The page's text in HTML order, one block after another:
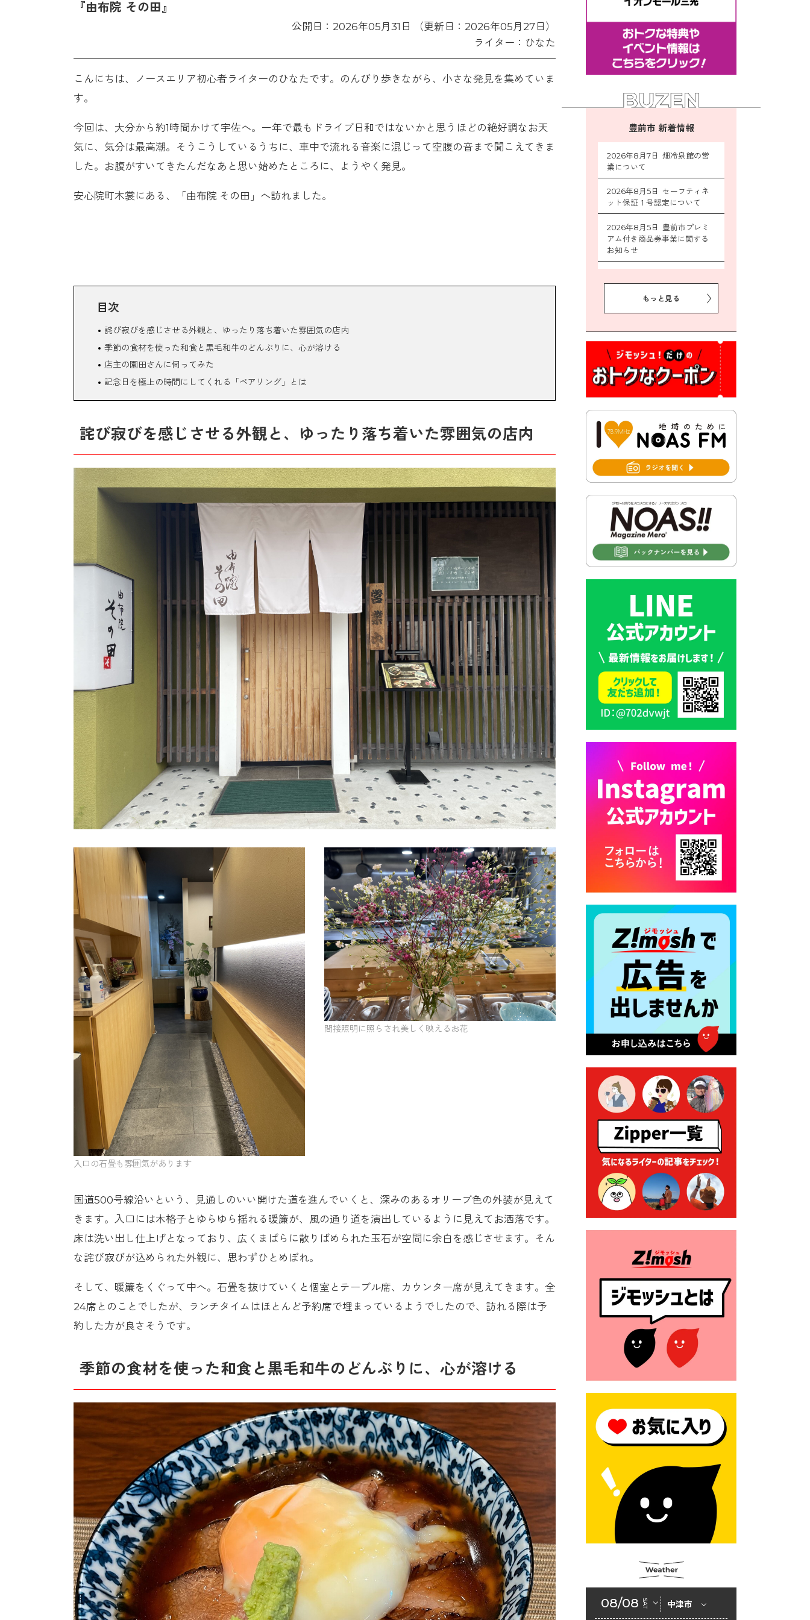
『由布院 その田』
公開日：2026年05月31日 （更新日：2026年05月27日）
ライター：ひなた
こんにちは、ノースエリア初心者ライターのひなたです。のんびり歩きながら、小さな発見を集めていま
す。
今回は、大分から約1時間かけて宇佐へ。一年で最もドライブ日和ではないかと思うほどの絶好調なお天
気に、気分は最高潮。そうこうしているうちに、車中で流れる音楽に混じって空腹の音まで聞こえてきま
した。お腹がすいてきたんだなあと思い始めたところに、ようやく発見。
安心院町木裳にある、「由布院 その田」へ訪れました。
目次
詫び寂びを感じさせる外観と、ゆったり落ち着いた雰囲気の店内
季節の食材を使った和食と黒毛和牛のどんぶりに、心が溶ける
店主の園田さんに伺ってみた
記念日を極上の時間にしてくれる「ペアリング」とは
詫び寂びを感じさせる外観と、ゆったり落ち着いた雰囲気の店内
入口の石畳も雰囲気があります
間接照明に照らされ美しく映えるお花
国道500号線沿いという、見通しのいい開けた道を進んでいくと、深みのあるオリーブ色の外装が見えて
きます。入口には木格子とゆらゆら揺れる暖簾が、風の通り道を演出しているように見えてお洒落です。
床は洗い出し仕上げとなっており、広くまばらに散りばめられた玉石が空間に余白を感じさせます。そん
な詫び寂びが込められた外観に、思わずひとめぼれ。
そして、暖簾をくぐって中へ。石畳を抜けていくと個室とテーブル席、カウンター席が見えてきます。全
24席とのことでしたが、ランチタイムはほとんど予約席で埋まっているようでしたので、訪れる際は予
約した方が良さそうです。
季節の食材を使った和食と黒毛和牛のどんぶりに、心が溶ける
豊前市 新着情報
2026年8月7日 畑冷泉館の営
業について
2026年8月5日 セーフティネ
ット保証１号認定について
2026年8月5日 豊前市プレミ
アム付き商品券事業に関する
お知らせ
ン作戦参加者募集
対抗「福岡駅伝」出場選手募
集！
2026年7月31日 第６次豊前市
総合計画後期基本計画策定業
書が変わります！
2026年7月30日 豊前市立豊前
中学校の進捗状況について
2026年7月30日 豊前市立学校
2026年7月30日 豊前市立学校
紹介≪再編計画の見直しにつ
いて≫
2026年7月29日 豊前市指定ご
み袋販売のお知らせ
2026年7月28日 豊前カラス天
狗みなと祭り（花火大会）開
催決定！
2026年7月28日 令和8年度
京築地区水道企業団職員採用
試験（募集）
2026年7月27日 マイナンバー
カード交付に伴う休日および
平日夜間開庁の案内
2026年7月22日 令和８年度
「こども文化パスポート事
2026年7月21日 卜仙の郷 お
盆期間の営業時間のお知らせ
2026年7月17日 バス経路検索
のご利用案内
2026年7月10日 台湾伝統音楽
団体 「北埔八音団・楽善軒」
公演開催のお知らせ
ンディング型ふるさと納税の
実施について
2026年7月9日 農地法等に係
る各種申請に係る登記事項証
明書の添付省略について
2026年7月9日 廃食用油の回
収
2026年7月7日 「おゆずりコ
ーナー」について
2026年7月1日 豊前市民プール
一般開放
（令和８年４月１日施行）
格改定
2026年6月23日 公告一覧（市
内業者対象）を更新しまし
2026年6月23日 （一財）豊前
市佐野・則尾育英会奨学生募
2026年6月18日 セアカゴケグ
モにご注意ください！
ェルターの指定
2026年6月10日 令和８年経済
センサス-活動調査
2026年6月9日 令和８年第３
回定例会「一般質問一覧表」
2026年6月5日 新婚世帯の家
2026年6月2日 戸籍に氏名の
振り仮名が記載されます
もっと見る
08/08 SAT 中津市